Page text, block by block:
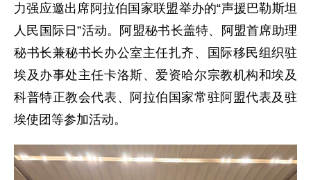
力强应邀出席阿拉伯国家联盟举办的“声援巴勒斯坦
人民国际日”活动。阿盟秘书长盖特、阿盟首席助理
秘书长兼秘书长办公室主任扎齐、国际移民组织驻
埃及办事处主任卡洛斯、爱资哈尔宗教机构和埃及
科普特正教会代表、阿拉伯国家常驻阿盟代表及驻
埃使团等参加活动。